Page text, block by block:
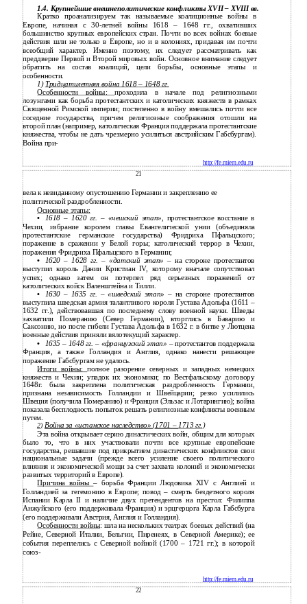
1.4. Крупнейшие внешнеполитические конфликты ХVII – ХVIII вв.
Кратко проанализируем так называемые коалиционные войны в
Европе, начиная с 30-летней войны 1618 – 1648 гг., охвативших
большинство крупных европейских стран. Почти во всех войнах боевые
действия шли не только в Европе, но и в колониях, придавая им почти
всеобщий характер. Именно поэтому, их следует рассматривать как
преддверие Первой и Второй мировых войн. Основное внимание следует
обратить на состав коалиций, цели борьбы, основные этапы и
особенности.
1)Тридцатилетняя война 1618– 1648 гг.
Особенности войны:проходила в начале под религиозными
лозунгами как борьба протестантских и католических княжеств в рамках
Священной Римской империи; постепенно в войну вмешались почти все
соседние государства, причем религиозные соображения отошли на
второй план (например, католическая Франция поддержала протестантские
княжества, чтобы не дать чрезмерно усилиться австрийским Габсбургам).
Война при-
http://fe.miem.edu.ru
21
вела к невиданному опустошению Германии и закреплению ее
политической раздробленности.
Основные этапы:
•
1618– 1620 гг.– «чешский этап», протестантское восстание в
Чехии, избрание королем главы Евангелической унии (объединяла
протестантские германские государства) Фридриха Пфальцского;
поражение в сражении у Белой горы; католический террор в Чехии,
поражения Фридриха Пфальцского в Германии;
• 1620–1628 гг. – «датский этап»– на стороне протестантов
выступил король Дании Кристиан IV, которому вначале сопутствовал
успех; однако затем он потерпел ряд серьезных поражений от
католических войск Валенштейна и Тилли.
•
1630– 1635 гг. –«шведский этап»– на стороне протестантов
выступила шведская армия талантливого короля Густава Адольфа (1611 –
1632 гг.), действовавшая по последнему слову военной науки. Шведы
захватили Померанию (Север Германии), вторглись в Баварию и
Саксонию, но после гибели Густава Адольфа в 1632 г. в битве у Лютцена
военные действия приняли вялотекущий характер.
• 1635– 1648 гг. – «французский этап» – протестантов поддержала
Франция, а также Голландия и Англия, однако нанести решающее
поражение Габсбургам не удалось.
Итоги войны:полное разорение северных и западных немецких
княжеств и Чехии; упадок их экономики; по Вестфальскому договору
1648г. была закреплена политическая раздробленность Германии,
признана независимость Голландии и Швейцарии; резко усилились
Швеция (получила Померанию) и Франция (Эльзас и Лотарингию); война
показала бесплодность попыток решать религиозные конфликты военным
путем.
2) Война за «испанское наследство» (1701 –1713 гг.)
Эта война открывает серию династических войн, общим для которых
было то, что в них участвовали почти все крупные европейские
государства, решавшие под прикрытием династических конфликтов свои
национальные задачи (прежде всего усиление своего политического
влияния и экономической мощи за счет захвата колоний и экономически
развитых территорий в Европе).
Причина войны– борьба Франции Людовика ХIV с Англией и
Голландией за гегемонию в Европе; повод – смерть бездетного короля
Испании Карла II и наличие двух претендентов на престол: Филиппа
Анжуйского (его поддерживала Франция) и эрцгерцога Карла Габсбурга
(его поддерживали Австрия, Англия и Голландия).
Особенности войны: шла на нескольких театрах боевых действий (на
Рейне, Северной Италии, Бельгии, Пиренеях, в Северной Америке); ее
события переплелись с Северной войной (1700 – 1721 гг.); в которой
союз-
http://fe.miem.edu.ru
22